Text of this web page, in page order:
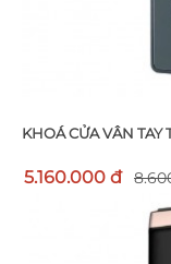
KHOÁ CỬA VÂN TAY
5.160.000 đ